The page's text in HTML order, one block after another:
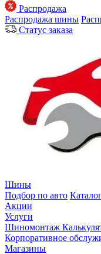
Распродажа
Распродажа шины
Статус заказа
Шины
Подбор по авто
Акции
Услуги
Шиномонтаж
Корпоративное
Магазины